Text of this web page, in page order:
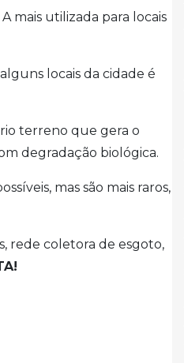
mais utilizada para locais
locais da cidade é
terreno que gera o
degradação biológica.
mas são mais raros,
rede coletora de esgoto,